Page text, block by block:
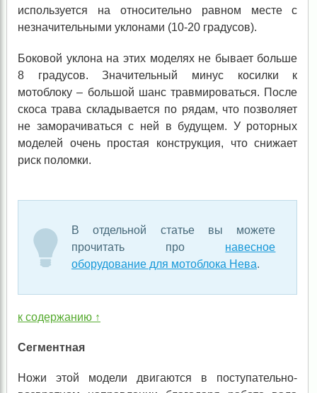
используется на относительно равном месте с
незначительными уклонами (10-20 градусов).
Боковой уклона на этих моделях не бывает больше
8 градусов. Значительный минус косилки к
мотоблоку – большой шанс травмироваться. После
скоса трава складывается по рядам, что позволяет
не заморачиваться с ней в будущем. У роторных
моделей очень простая конструкция, что снижает
риск поломки.
В отдельной статье вы можете
прочитать про навесное
оборудование для мотоблока Нева.
к содержанию ↑
Сегментная
Ножи этой модели двигаются в поступательно-